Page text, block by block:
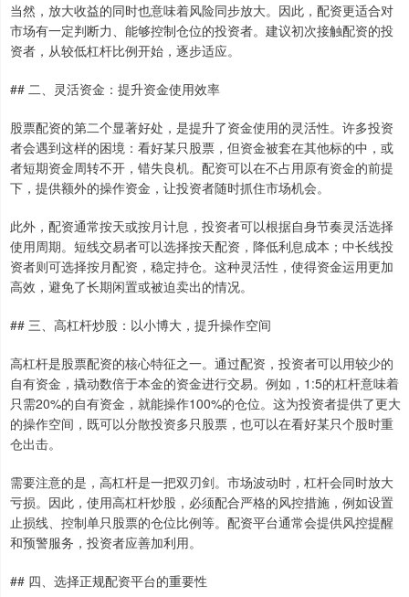
当然，放大收益的同时也意味着风险同步放大。因此，配资更适合对
市场有一定判断力、能够控制仓位的投资者。建议初次接触配资的投
资者，从较低杠杆比例开始，逐步适应。
## 二、灵活资金：提升资金使用效率
股票配资的第二个显著好处，是提升了资金使用的灵活性。许多投资
者会遇到这样的困境：看好某只股票，但资金被套在其他标的中，或
者短期资金周转不开，错失良机。配资可以在不占用原有资金的前提
下，提供额外的操作资金，让投资者随时抓住市场机会。
此外，配资通常按天或按月计息，投资者可以根据自身节奏灵活选择
使用周期。短线交易者可以选择按天配资，降低利息成本；中长线投
资者则可选择按月配资，稳定持仓。这种灵活性，使得资金运用更加
高效，避免了长期闲置或被迫卖出的情况。
## 三、高杠杆炒股：以小博大，提升操作空间
高杠杆是股票配资的核心特征之一。通过配资，投资者可以用较少的
自有资金，撬动数倍于本金的资金进行交易。例如，1:5的杠杆意味着
只需20%的自有资金，就能操作100%的仓位。这为投资者提供了更大
的操作空间，既可以分散投资多只股票，也可以在看好某只个股时重
仓出击。
需要注意的是，高杠杆是一把双刃剑。市场波动时，杠杆会同时放大
亏损。因此，使用高杠杆炒股，必须配合严格的风控措施，例如设置
止损线、控制单只股票的仓位比例等。配资平台通常会提供风控提醒
和预警服务，投资者应善加利用。
## 四、选择正规配资平台的重要性